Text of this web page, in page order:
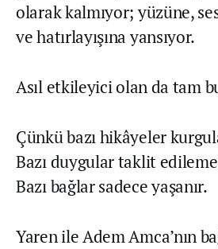
olarak kalmıyor; yüzüne,
ve hatırlayışına yansıyor.
Asıl etkileyici olan da tam
Çünkü bazı hikâyeler
Bazı duygular taklit
Bazı bağlar sadece yaşanır.
Yaren ile Adem Amca’nın